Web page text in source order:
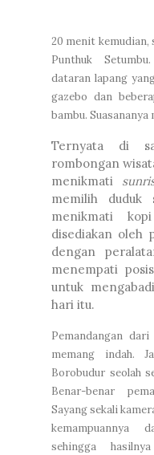
20 menit kemudian,
Punthuk
dataran lapang
gazebo dan
bambu.
Ternyata di
rombongan
menikmati
memilih duduk
menikmati
disediakan oleh
dengan
menempati
untuk
hari itu.
Pemandangan
memang indah.
Borobudur seolah
Benar-benar
Sayang sekali
kemampuannya
sehingga